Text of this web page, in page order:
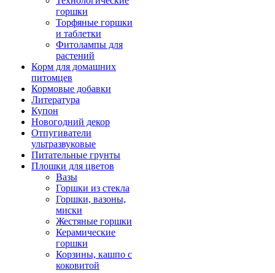
горшки
Торфяные горшки
и таблетки
Фитолампы для
растений
Корм для домашних
питомцев
Кормовые добавки
Литература
Купон
Новогодний декор
Отпугиватели
ультразвуковые
Питательные грунты
Плошки для цветов
Вазы
Горшки из стекла
Горшки, вазоны,
миски
Жестяные горшки
Керамические
горшки
Корзины, кашпо с
коковитой